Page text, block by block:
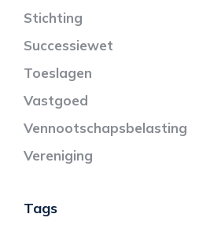
Stichting
Successiewet
Toeslagen
Vastgoed
Vennootschapsbelasting
Vereniging
Tags